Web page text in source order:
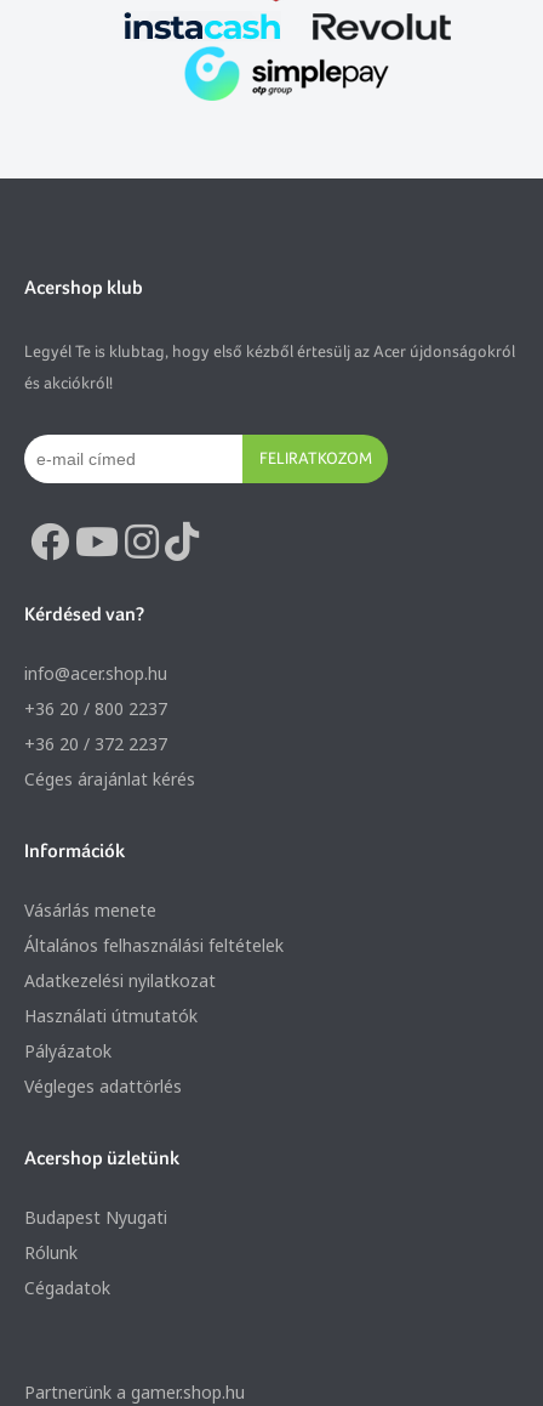
Acershop klub
Legyél Te is klubtag, hogy első kézből értesülj az Acer újdonságokról
és akciókról!
FELIRATKOZOM
Kérdésed van?
info@acer.shop.hu
+36 20 / 800 2237
+36 20 / 372 2237
Céges árajánlat kérés
Információk
Vásárlás menete
Általános felhasználási feltételek
Adatkezelési nyilatkozat
Használati útmutatók
Pályázatok
Végleges adattörlés
Acershop üzletünk
Budapest Nyugati
Rólunk
Cégadatok
Partnerünk a gamer.shop.hu